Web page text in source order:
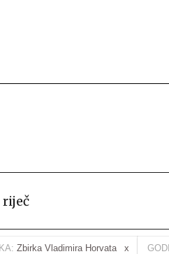
Zbirka Vladimira Horvata